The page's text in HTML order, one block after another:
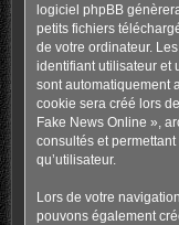
logiciel phpBB
petits fichiers
de votre ordinateur.
identifiant utilisateur et
sont automatiquement
cookie sera créé lors
Fake News Online »,
consultés et
qu’utilisateur.
Lors de votre
pouvons également